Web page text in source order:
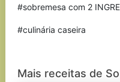
#sobremesa com 2
#culinária caseira
Mais receitas de